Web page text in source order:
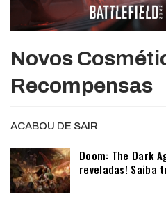
Novos
Recompensas
ACABOU DE SAIR
Doom: The Dark
reveladas! Saiba